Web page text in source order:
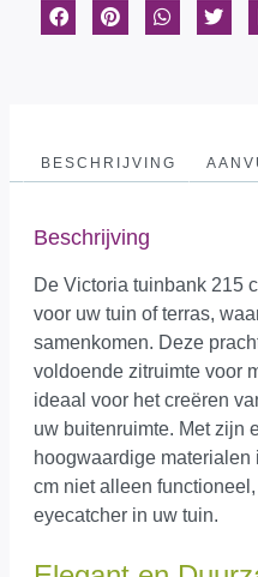
BESCHRIJVING
Beschrijving
De Victoria tuinbank 215
voor uw tuin of terras,
samenkomen. Deze
voldoende zitruimte voor
ideaal voor het creëren
uw buitenruimte. Met zijn
hoogwaardige
cm niet alleen
eyecatcher in uw tuin.